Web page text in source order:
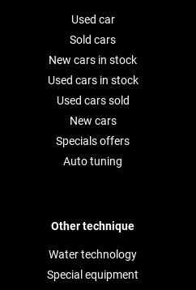
Used car
Sold cars
New cars in stock
Used cars in stock
Used cars sold
New cars
Specials offers
Auto tuning
Other technique
Water technology
Special equipment